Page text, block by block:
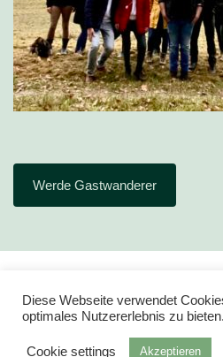
Werde Gastwanderer
Diese Webseite verwendet
optimales Nutzererlebnis zu bieten.
Cookie settings Akzeptieren